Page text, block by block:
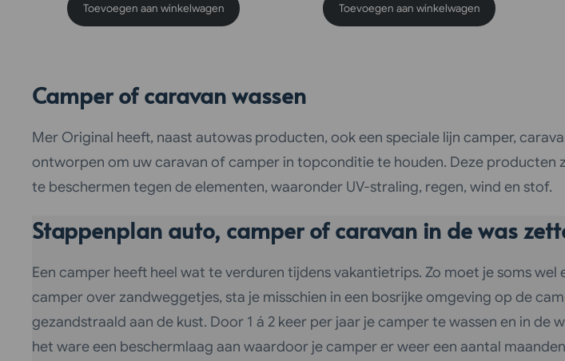
Toevoegen aan winkelwagen Toevoegen aan winkelwagen
Camper of caravan wassen
Mer Original heeft, naast autowas producten, ook een speciale lijn camper,
ontworpen om uw caravan of camper in topconditie te houden. Deze
te beschermen tegen de elementen, waaronder UV-straling, regen, wind en stof.
Stappenplan auto, camper of caravan in de was
Een camper heeft heel wat te verduren tijdens vakantietrips. Zo moet je soms wel
camper over zandweggetjes, sta je misschien in een bosrijke omgeving op de
gezandstraald aan de kust. Door 1 á 2 keer per jaar je camper te wassen en in de
het ware een beschermlaag aan waardoor je camper er weer een aantal